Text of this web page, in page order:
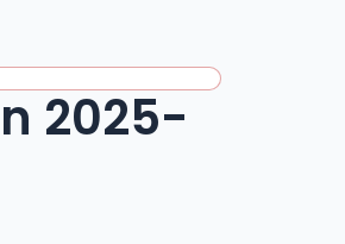
2025-